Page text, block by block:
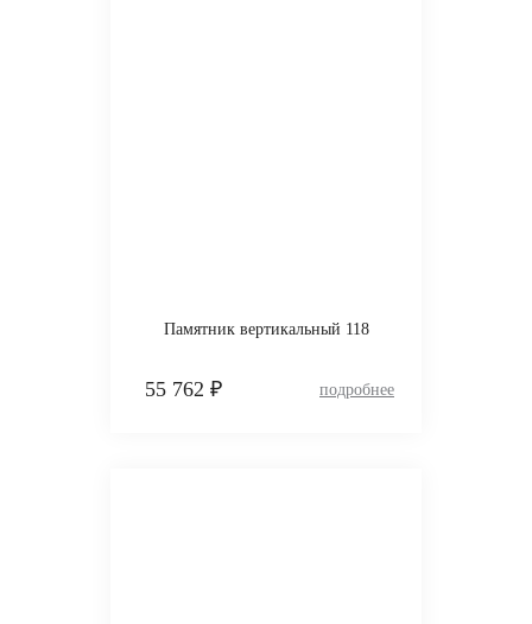
Памятник вертикальный 118
55 762 ₽